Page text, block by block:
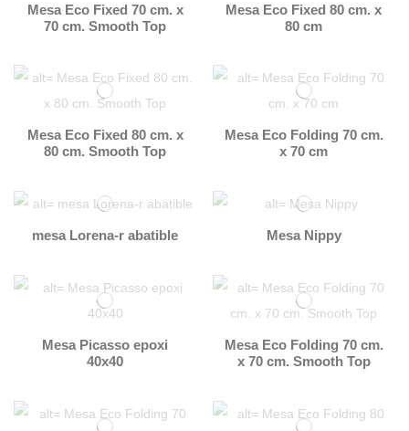
Mesa Eco Fixed 70 cm. x
70 cm. Smooth Top
Mesa Eco Fixed 80 cm. x
80 cm
Mesa Eco Fixed 80 cm. x
80 cm. Smooth Top
Mesa Eco Folding 70 cm.
x 70 cm
mesa Lorena-r abatible Mesa Nippy
Mesa Picasso epoxi
40x40
Mesa Eco Folding 70 cm.
x 70 cm. Smooth Top